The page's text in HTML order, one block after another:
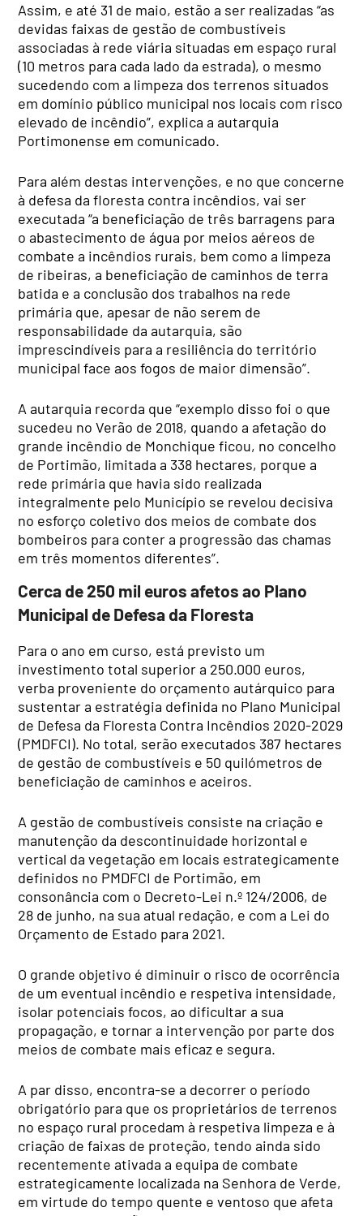
Assim, e até 31 de maio, estão a ser realizadas “as
devidas faixas de gestão de combustíveis
associadas à rede viária situadas em espaço rural
(10 metros para cada lado da estrada), o mesmo
sucedendo com a limpeza dos terrenos situados
em domínio público municipal nos locais com risco
elevado de incêndio”, explica a autarquia
Portimonense em comunicado.
Para além destas intervenções, e no que concerne
à defesa da floresta contra incêndios, vai ser
executada “a beneficiação de três barragens para
o abastecimento de água por meios aéreos de
combate a incêndios rurais, bem como a limpeza
de ribeiras, a beneficiação de caminhos de terra
batida e a conclusão dos trabalhos na rede
primária que, apesar de não serem de
responsabilidade da autarquia, são
imprescindíveis para a resiliência do território
municipal face aos fogos de maior dimensão”.
A autarquia recorda que “exemplo disso foi o que
sucedeu no Verão de 2018, quando a afetação do
grande incêndio de Monchique ficou, no concelho
de Portimão, limitada a 338 hectares, porque a
rede primária que havia sido realizada
integralmente pelo Município se revelou decisiva
no esforço coletivo dos meios de combate dos
bombeiros para conter a progressão das chamas
em três momentos diferentes”.
Cerca de 250 mil euros afetos ao Plano
Municipal de Defesa da Floresta
Para o ano em curso, está previsto um
investimento total superior a 250.000 euros,
verba proveniente do orçamento autárquico para
sustentar a estratégia definida no Plano Municipal
de Defesa da Floresta Contra Incêndios 2020-2029
(PMDFCI). No total, serão executados 387 hectares
de gestão de combustíveis e 50 quilómetros de
beneficiação de caminhos e aceiros.
A gestão de combustíveis consiste na criação e
manutenção da descontinuidade horizontal e
vertical da vegetação em locais estrategicamente
definidos no PMDFCI de Portimão, em
consonância com o Decreto-Lei n.º 124/2006, de
28 de junho, na sua atual redação, e com a Lei do
Orçamento de Estado para 2021.
O grande objetivo é diminuir o risco de ocorrência
de um eventual incêndio e respetiva intensidade,
isolar potenciais focos, ao dificultar a sua
propagação, e tornar a intervenção por parte dos
meios de combate mais eficaz e segura.
A par disso, encontra-se a decorrer o período
obrigatório para que os proprietários de terrenos
no espaço rural procedam à respetiva limpeza e à
criação de faixas de proteção, tendo ainda sido
recentemente ativada a equipa de combate
estrategicamente localizada na Senhora de Verde,
em virtude do tempo quente e ventoso que afeta